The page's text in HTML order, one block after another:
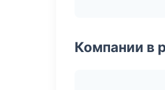
Компании в